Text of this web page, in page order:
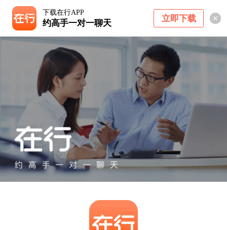
下载在行APP
约高手一对一聊天 立即下载